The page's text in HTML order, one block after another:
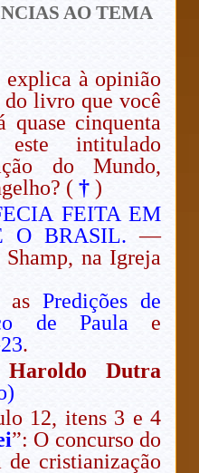
AO TEMA
explica à opinião
livro que você
quase cinquenta
intitulado
do Mundo,
(† )
FEITA EM
O BRASIL. —
na Igreja
asPredições de
de Paula e
.
Haroldo Dutra
12, itens 3 e 4
”: O concurso do
cristianização